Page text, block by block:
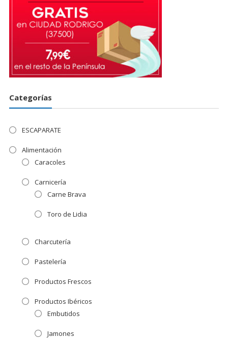
Categorías
ESCAPARATE
Alimentación
Caracoles
Carnicería
Carne Brava
Toro de Lidia
Charcutería
Pastelería
Productos Frescos
Productos Ibéricos
Embutidos
Jamones